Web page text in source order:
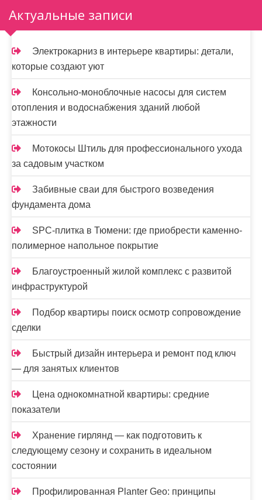
а
п
и
с
я
м
Актуальные записи
Электрокарниз в интерьере квартиры: детали,
которые создают уют
Консольно-моноблочные насосы для систем
отопления и водоснабжения зданий любой
этажности
Мотокосы Штиль для профессионального ухода
за садовым участком
Забивные сваи для быстрого возведения
фундамента дома
SPC-плитка в Тюмени: где приобрести каменно-
полимерное напольное покрытие
Благоустроенный жилой комплекс с развитой
инфраструктурой
Подбор квартиры поиск осмотр сопровождение
сделки
Быстрый дизайн интерьера и ремонт под ключ
— для занятых клиентов
Цена однокомнатной квартиры: средние
показатели
Хранение гирлянд — как подготовить к
следующему сезону и сохранить в идеальном
состоянии
Профилированная Planter Geo: принципы